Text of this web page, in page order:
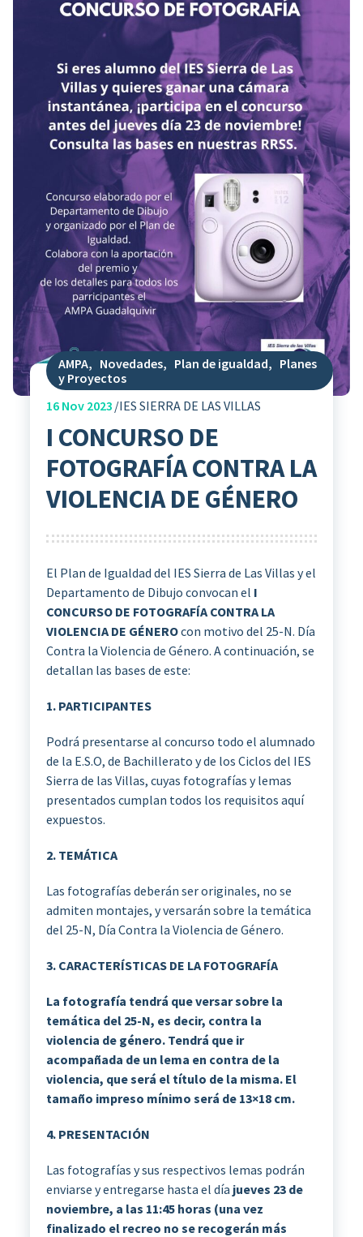
AMPA, Novedades, Plan de igualdad, Planes
y Proyectos
16Nov 2023 IES SIERRA DE LAS VILLAS
I CONCURSO DE
FOTOGRAFÍA CONTRA LA
VIOLENCIA DE GÉNERO
El Plan de Igualdad del IES Sierra de Las Villas y el
Departamento de Dibujo convocan el I
CONCURSO DE FOTOGRAFÍA CONTRA LA
VIOLENCIA DE GÉNEROcon motivo del 25-N. Día
Contra la Violencia de Género. A continuación, se
detallan las bases de este:
1. PARTICIPANTES
Podrá presentarse al concurso todo el alumnado
de la E.S.O, de Bachillerato y de los Ciclos del IES
Sierra de las Villas, cuyas fotografías y lemas
presentados cumplan todos los requisitos aquí
expuestos.
2. TEMÁTICA
Las fotografías deberán ser originales, no se
admiten montajes, y versarán sobre la temática
del 25-N, Día Contra la Violencia de Género.
3. CARACTERÍSTICAS DE LA FOTOGRAFÍA
La fotografía tendrá que versar sobre la
temática del 25-N, es decir, contra la
violencia de género. Tendrá que ir
acompañada de un lema en contra de la
violencia, que será el título de la misma. El
tamaño impreso mínimo será de 13×18 cm.
4. PRESENTACIÓN
Las fotografías y sus respectivos lemas podrán
enviarse y entregarse hasta el día jueves 23 de
noviembre, a las 11:45 horas (una vez
finalizado el recreo no se recogerán más